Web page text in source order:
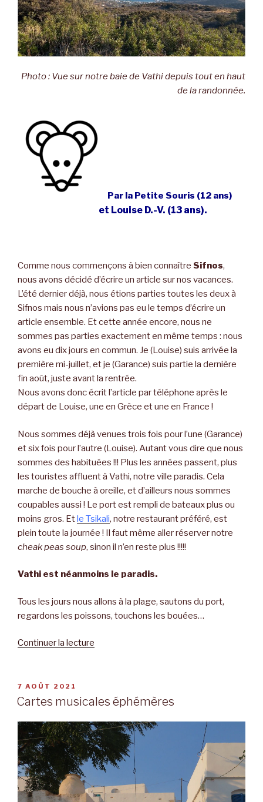
Photo : Vue sur notre baie de Vathi depuis tout en haut
de la randonnée.
Par la Petite Souris (12 ans)
et Louise D.-V. (13 ans).
Comme nous commençons à bien connaître Sifnos,
nous avons décidé d’écrire un article sur nos vacances.
L’été dernier déjà, nous étions parties toutes les deux à
Sifnos mais nous n’avions pas eu le temps d’écrire un
article ensemble. Et cette année encore, nous ne
sommes pas parties exactement en même temps : nous
avons eu dix jours en commun. Je (Louise) suis arrivée la
première mi-juillet, et je (Garance) suis partie la dernière
fin août, juste avant la rentrée.
Nous avons donc écrit l’article par téléphone après le
départ de Louise, une en Grèce et une en France !
Nous sommes déjà venues trois fois pour l’une (Garance)
et six fois pour l’autre (Louise). Autant vous dire que nous
sommes des habituées !!! Plus les années passent, plus
les touristes affluent à Vathi, notre ville paradis. Cela
marche de bouche à oreille, et d’ailleurs nous sommes
coupables aussi ! Le port est rempli de bateaux plus ou
moins gros. Etle Tsikali, notre restaurant préféré, est
plein toute la journée ! Il faut même aller réserver notre
cheak peas soup, sinon il n’en reste plus !!!!!
Vathi est néanmoins le paradis.
Tous les jours nous allons à la plage, sautons du port,
regardons les poissons, touchons les bouées…
Continuer la lecture
! »
PUBLIÉ
LE
7 AOÛT 2021
Cartes musicales éphémères